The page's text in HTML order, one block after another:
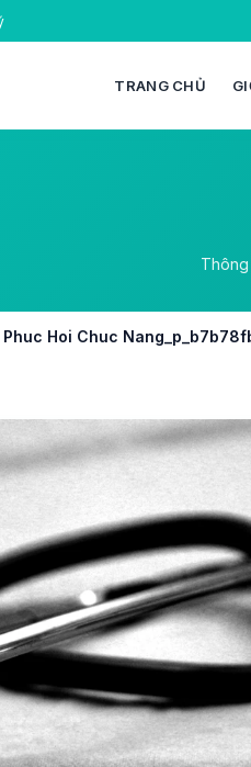
TRANG CHỦ
Phuc Hoi Chuc